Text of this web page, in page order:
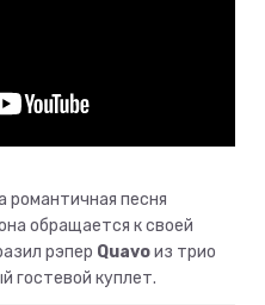
романтичная песня
обращается к своей
рэпер Quavoиз трио
гостевой куплет.